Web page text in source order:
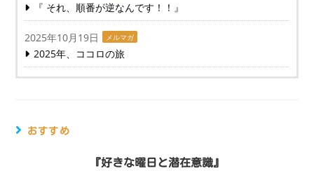
『 それ、順番が逆なんです！！』
2025年10月19日 メルマガ
2025年、ココロの旅
おすすめ
『好きな曜日と潜在意識』